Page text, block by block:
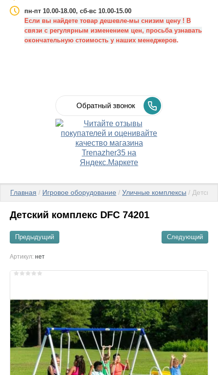
пн-пт 10.00-18.00, сб-вс 10.00-15.00
Если вы найдете товар дешевле-мы снизим цену ! В
связи с регулярным изменением цен, просьба узнавать
окончательную стоимость у наших менеджеров.
Обратный звонок
Главная / Игровое оборудование / Уличные комплексы /
Детский комплекс DFC 74201
Предыдущий Следующий
Артикул: нет